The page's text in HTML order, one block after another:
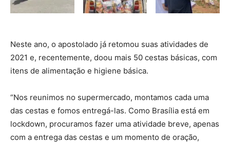
Neste ano, o apostolado já retomou suas atividades de
2021 e, recentemente, doou mais 50 cestas básicas, com
itens de alimentação e higiene básica.
“Nos reunimos no supermercado, montamos cada uma
das cestas e fomos entregá-las. Como Brasília está em
lockdown, procuramos fazer uma atividade breve, apenas
com a entrega das cestas e um momento de oração,